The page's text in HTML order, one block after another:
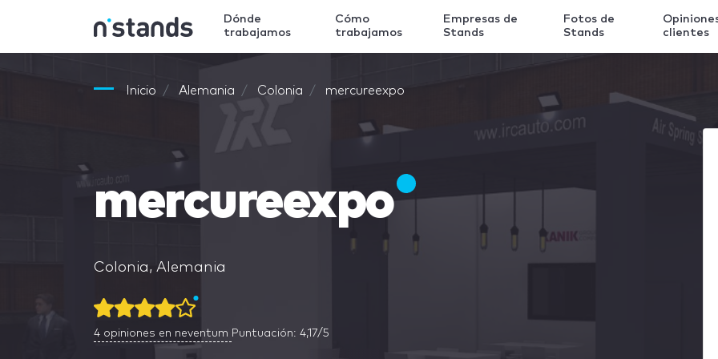
Dónde
trabajamos
Cómo
trabajamos
Empresas de
Stands
Fotos de
Stands
clientes
Inicio Alemania Colonia mercureexpo
mercureexpo
Colonia, Alemania
4 opiniones en neventum Puntuación: 4,17/5